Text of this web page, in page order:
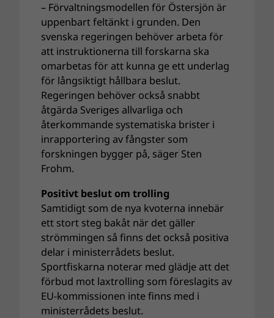
– Förvaltningsmodellen för Östersjön är
uppenbart feltänkt i grunden. Den
svenska regeringen behöver arbeta för
att instruktionerna till forskarna ska
omarbetas för att kunna ge ett underlag
för långsiktigt hållbara beslut.
Regeringen behöver också snabbt
åtgärda Sveriges allvarliga och
återkommande systematiska brister i
inrapportering av fångster som
forskningen bygger på, säger Sten
Frohm.
Positivt beslut om trolling
Samtidigt som de nya kvoterna innebär
ett stort steg bakåt när det gäller
strömmingen så finns det också positiva
delar i ministerrådets beslut.
Sportfiskarna noterar med glädje att det
förbud mot laxtrolling som föreslagits av
EU-kommissionen inte finns med i
ministerrådets beslut.